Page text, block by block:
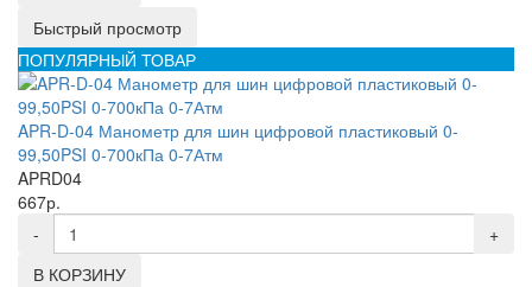
Быстрый просмотр
ПОПУЛЯРНЫЙ ТОВАР
APR-D-04 Манометр для шин цифровой пластиковый 0-
99,50PSI 0-700кПа 0-7Атм
APRD04
667р.
-
+
В КОРЗИНУ